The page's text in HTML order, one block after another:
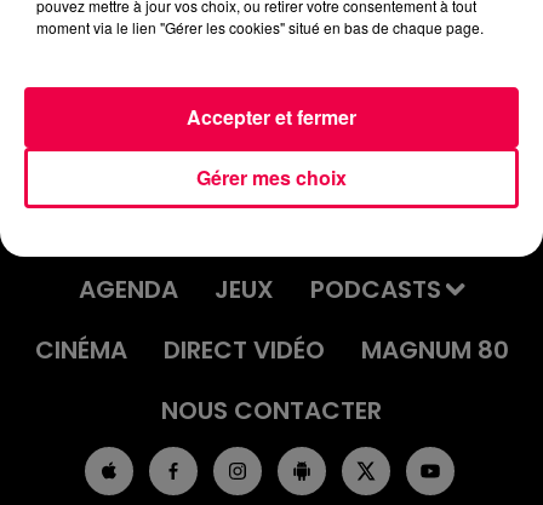
AGENDA
JEUX
PODCASTS
CINÉMA
DIRECT VIDÉO
MAGNUM 80
NOUS CONTACTER
pouvez mettre à jour vos choix, ou retirer votre consentement à tout
moment via le lien "Gérer les cookies" situé en bas de chaque page.
Gérer mes choix
Accepter et fermer